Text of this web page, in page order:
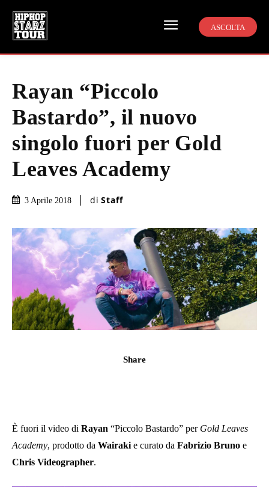
ASCOLTA
Rayan “Piccolo
Bastardo”, il nuovo
singolo fuori per Gold
Leaves Academy
3 Aprile 2018 di Staff
Share
È fuori il video di Rayan “Piccolo Bastardo” per Gold Leaves
Academy, prodotto da Wairakie curato da Fabrizio Bruno e
Chris Videographer.